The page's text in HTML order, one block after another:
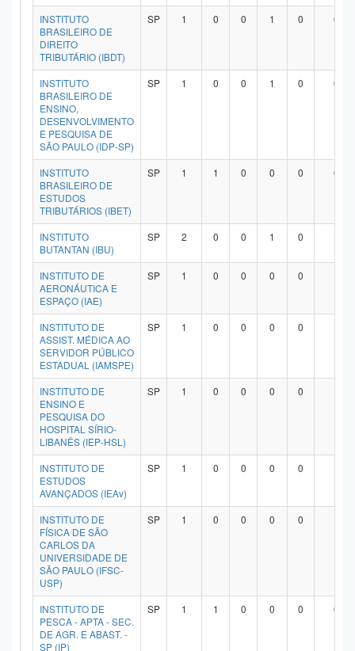
INSTITUTO
BRASILEIRO DE
DIREITO
TRIBUTÁRIO (IBDT)
SP 1 0 0 1 0 0
INSTITUTO
BRASILEIRO DE
ENSINO,
DESENVOLVIMENTO
E PESQUISA DE
SÃO PAULO (IDP-SP)
SP 1 0 0 1 0 0
INSTITUTO
BRASILEIRO DE
ESTUDOS
TRIBUTÁRIOS (IBET)
SP 1 1 0 0 0 0
INSTITUTO
BUTANTAN (IBU)
SP 2 0 0 1 0
INSTITUTO DE
AERONÁUTICA E
ESPAÇO (IAE)
SP 1 0 0 0 0
INSTITUTO DE
ASSIST. MÉDICA AO
SERVIDOR PÚBLICO
ESTADUAL (IAMSPE)
SP 1 0 0 0 0
INSTITUTO DE
ENSINO E
PESQUISA DO
HOSPITAL SÍRIO-
LIBANÊS (IEP-HSL)
SP 1 0 0 0 0
INSTITUTO DE
ESTUDOS
AVANÇADOS (IEAv)
SP 1 0 0 0 0
INSTITUTO DE
FÍSICA DE SÃO
CARLOS DA
UNIVERSIDADE DE
SÃO PAULO (IFSC-
USP)
SP 1 0 0 0 0
INSTITUTO DE
PESCA - APTA - SEC.
DE AGR. E ABAST. -
SP (IP)
SP 1 1 0 0 0 0